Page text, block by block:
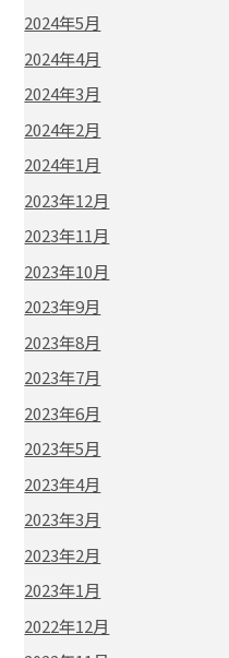
2024年5月
2024年4月
2024年3月
2024年2月
2024年1月
2023年12月
2023年11月
2023年10月
2023年9月
2023年8月
2023年7月
2023年6月
2023年5月
2023年4月
2023年3月
2023年2月
2023年1月
2022年12月